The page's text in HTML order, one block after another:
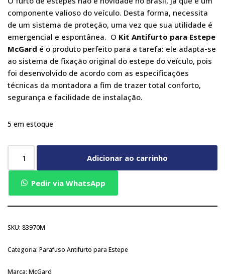
componente valioso do veículo. Desta forma, necessita
de um sistema de proteção, uma vez que sua utilidade é
emergencial e espontânea. O Kit Antifurto para Estepe
McGard é o produto perfeito para a tarefa: ele adapta-se
ao sistema de fixação original do estepe do veículo, pois
foi desenvolvido de acordo com as especificações
técnicas da montadora a fim de trazer total conforto,
segurança e facilidade de instalação.
5 em estoque
Adicionar ao carrinho
Pedir via WhatsApp
SKU: 83970M
Categoria: Parafuso Antifurto para Estepe
Marca: McGard